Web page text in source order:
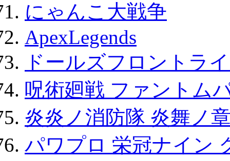
にゃんこ大戦争
ApexLegends
ドールズフロントラ
呪術廻戦 ファントム
炎炎ノ消防隊 炎舞ノ
パワプロ 栄冠ナイン